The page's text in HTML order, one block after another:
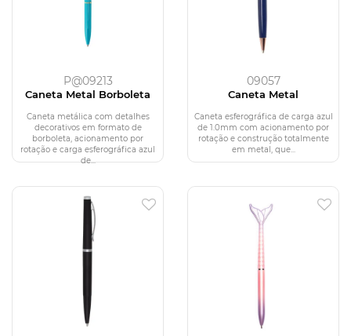
P@09213
Caneta Metal Borboleta
Caneta metálica com detalhes
decorativos em formato de
borboleta, acionamento por
rotação e carga esferográfica azul
de...
09057
Caneta Metal
Caneta esferográfica de carga azul
de 1.0mm com acionamento por
rotação e construção totalmente
em metal, que...